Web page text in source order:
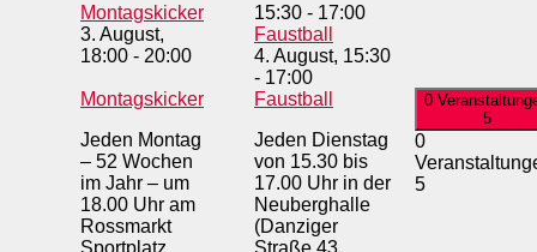
Montagskicker
3. August,
18:00 - 20:00
Montagskicker
Jeden Montag
– 52 Wochen
im Jahr – um
18.00 Uhr am
Rossmarkt
Sportplatz
15:30 - 17:00
Faustball
4. August, 15:30
- 17:00
Faustball
Jeden Dienstag
von 15.30 bis
17.00 Uhr in der
Neuberghalle
(Danziger
Straße 43,
0
5
0
5